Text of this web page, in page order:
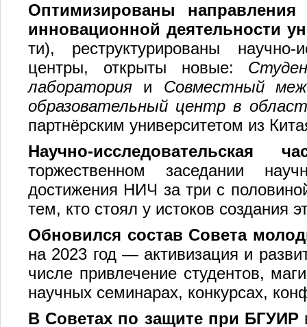
Оптимизированы направления
инновационной деятельности
ти), реструктурированы научно-
центры, открыты новые:
лаборатория и Совместный
образовательный центр в
партнёрским университетом из
Научно-исследовательская
торжественном заседании
достижения НИЧ за три с
тем, кто стоял у истоков создания
Обновился состав Совета
на 2023 год — активизация и
числе привлечение студентов,
научных семинарах, конкурсах,
В Советах по защите при БГУИР